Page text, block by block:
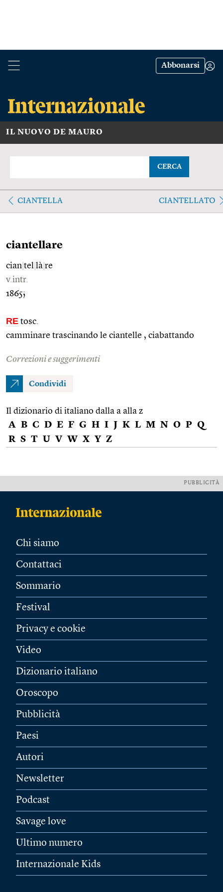
Abbonarsi
IL NUOVO DE MAURO
CERCA
CIANTELLA CIANTELLATO
ciantellare
cian tel là re
v.intr.
1865;
RE tosc.
camminare trascinando le ciantelle , ciabattando
Correzioni e suggerimenti
Condividi
Il dizionario di italiano dalla a alla z
A B C D E F G H I J K L M N O P Q
R S T U V W X Y Z
PUBBLICITÀ
Chi siamo
Contattaci
Sommario
Festival
Privacy e cookie
Video
Dizionario italiano
Oroscopo
Pubblicità
Paesi
Autori
Newsletter
Podcast
Savage love
Ultimo numero
Internazionale Kids